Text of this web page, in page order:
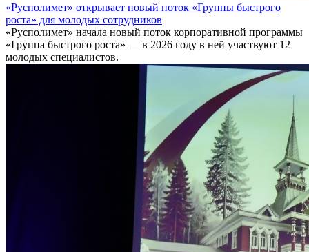
«Русполимет» открывает новый поток «Группы быстрого
роста» для молодых сотрудников
«Русполимет» начала новый поток корпоративной программы
«Группа быстрого роста» — в 2026 году в ней участвуют 12
молодых специалистов.